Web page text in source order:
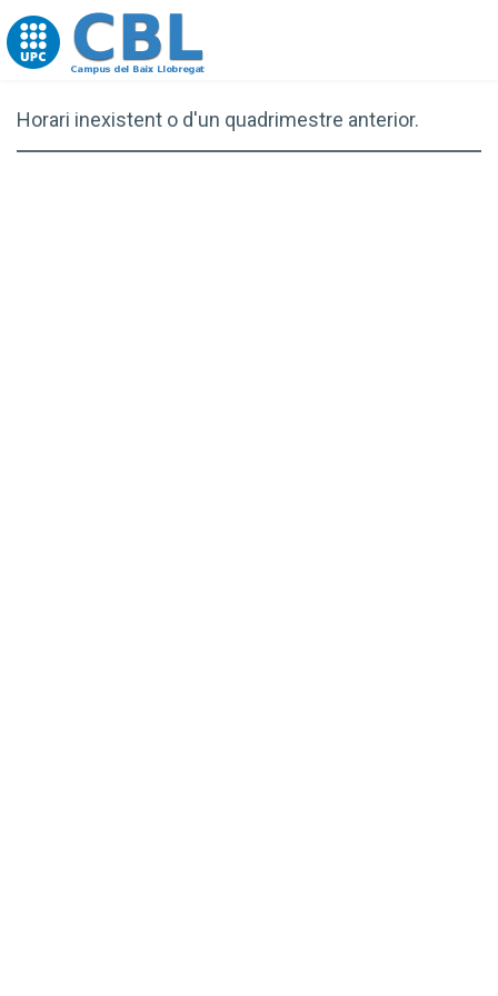
Go to upc.edu
Horari inexistent o d'un quadrimestre anterior.